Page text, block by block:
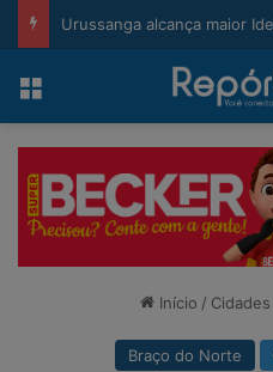
Menu
Início / Cidades
Braço do Norte